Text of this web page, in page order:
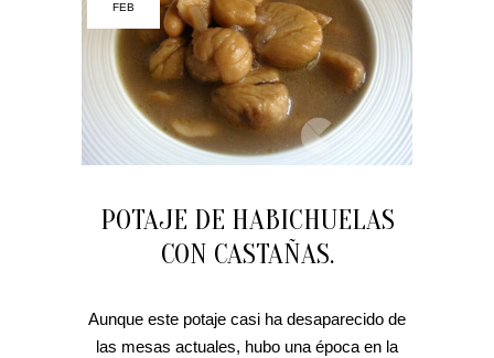
FEB
POTAJE DE HABICHUELAS
CON CASTAÑAS.
Aunque este potaje casi ha desaparecido de
las mesas actuales, hubo una época en la